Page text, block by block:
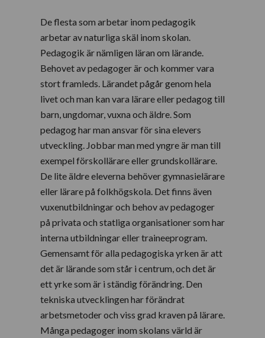
De flesta som arbetar inom pedagogik
arbetar av naturliga skäl inom skolan.
Pedagogik är nämligen läran om lärande.
Behovet av pedagoger är och kommer vara
stort framleds. Lärandet pågår genom hela
livet och man kan vara lärare eller pedagog till
barn, ungdomar, vuxna och äldre. Som
pedagog har man ansvar för sina elevers
utveckling. Jobbar man med yngre är man till
exempel förskollärare eller grundskollärare.
De lite äldre eleverna behöver gymnasielärare
eller lärare på folkhögskola. Det finns även
vuxenutbildningar och behov av pedagoger
på privata och statliga organisationer som har
interna utbildningar eller traineeprogram.
Gemensamt för alla pedagogiska yrken är att
det är lärande som står i centrum, och det är
ett yrke som är i ständig förändring. Den
tekniska utvecklingen har förändrat
arbetsmetoder och viss grad kraven på lärare.
Många pedagoger inom skolans värld är